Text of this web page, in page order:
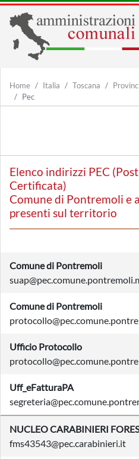
Home Italia Toscana
Pec
Elenco indirizzi PEC
Certificata)
Comune di Pontremoli e
presenti sul territorio
Comune di Pontremoli
Comune di Pontremoli
Ufficio Protocollo
Uff_eFatturaPA
NUCLEO CARABINIERI
fms43543@pec.carabinieri.it